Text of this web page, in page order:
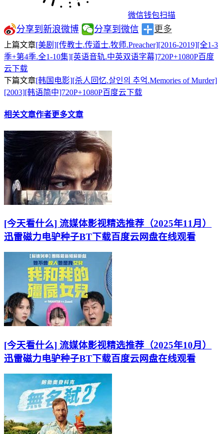
微信钱包扫描
分享到新浪微博 分享到微信 更多
上篇文章[美剧][传教士.传道士.牧师.Preacher][2016-2019][全1-3
季+第4季.全1-10集][英语音轨.中英双语字幕]720P+1080P百度
云下载
下篇文章[韩国电影][杀人回忆.살인의 추억.Memories of Murder]
[2003][韩语简中]720P+1080P百度云下载
相关文章作者更多文章
[今天看什么] 流媒体影视精选推荐（2025年11月）
迅雷磁力电驴种子BT下载百度云网盘在线观看
[今天看什么] 流媒体影视精选推荐（2025年10月）
迅雷磁力电驴种子BT下载百度云网盘在线观看